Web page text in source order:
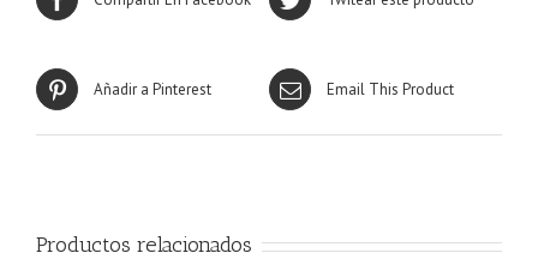
Añadir a Pinterest Email This Product
Productos relacionados